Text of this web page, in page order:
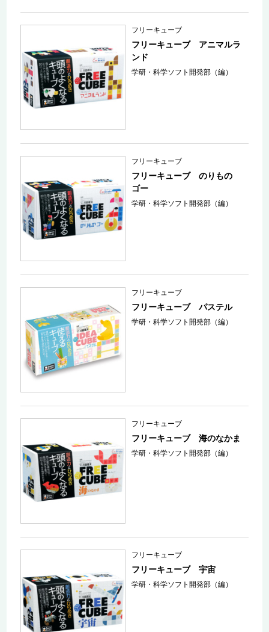
フリーキューブ
フリーキューブ アニマルラ
ンド
学研・科学ソフト開発部（編）
フリーキューブ
フリーキューブ のりもの
ゴー
学研・科学ソフト開発部（編）
フリーキューブ
フリーキューブ パステル
学研・科学ソフト開発部（編）
フリーキューブ
フリーキューブ 海のなかま
学研・科学ソフト開発部（編）
フリーキューブ
フリーキューブ 宇宙
学研・科学ソフト開発部（編）